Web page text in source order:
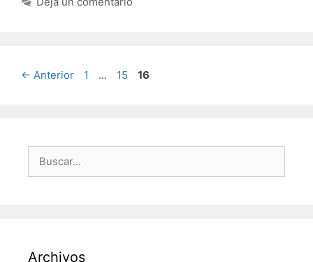
← Anterior Página
1 … Página
15 Página
16
Archivos